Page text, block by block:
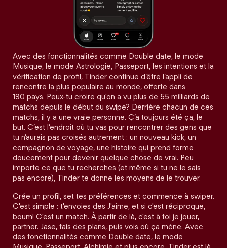
Avec des fonctionnalités comme Double date, le mode
Musique, le mode Astrologie, Passeport, les intentions et la
vérification de profil, Tinder continue d’être l’appli de
rencontre la plus populaire au monde, offerte dans
190 pays. Peux-tu croire qu'on a vu plus de 55 milliards de
matchs depuis le début du swipe? Derrière chacun de ces
matchs, il y a une vraie personne. Ç’a toujours été ça, le
but. C’est l’endroit où tu vas pour rencontrer des gens que
tu n’aurais pas croisés autrement : un nouveau kick, un
compagnon de voyage, une histoire qui prend forme
doucement pour devenir quelque chose de vrai. Peu
importe ce que tu recherches (et même si tu ne le sais
pas encore), Tinder te donne les moyens de le trouver.
Crée un profil, set tes préférences et commence à swiper.
C'est simple : t'envoies des J'aime, et si c'est réciproque,
boum! C'est un match. À partir de là, c'est à toi je jouer,
partner. Jase, fais des plans, puis vois où ça mène. Avec
des fonctionnalités comme Double date, le mode